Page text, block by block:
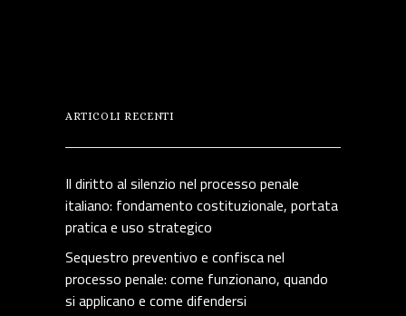
ARTICOLI RECENTI
Il diritto al silenzio nel processo penale
italiano: fondamento costituzionale, portata
pratica e uso strategico
Sequestro preventivo e confisca nel
processo penale: come funzionano, quando
si applicano e come difendersi